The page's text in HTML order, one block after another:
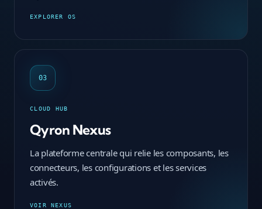
EXPLORER OS
03
CLOUD HUB
Qyron Nexus
La plateforme centrale qui relie les composants, les
connecteurs, les configurations et les services
activés.
VOIR NEXUS